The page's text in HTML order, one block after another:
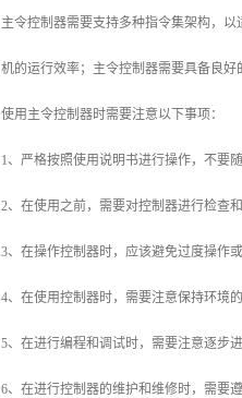
主令控制器需要支持多种指令集架构，
机的运行效率；主令控制器需要具备良好
使用主令控制器时需要注意以下事项：
1、严格按照使用说明书进行操作，不要
2、在使用之前，需要对控制器进行检查
3、在操作控制器时，应该避免过度操作
4、在使用控制器时，需要注意保持环境
5、在进行编程和调试时，需要注意逐步
6、在进行控制器的维护和维修时，需要